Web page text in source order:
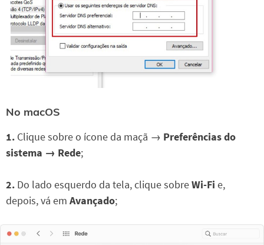
No macOS
1. Clique sobre o ícone da maçã → Preferências do
sistema → Rede;
2. Do lado esquerdo da tela, clique sobreWi-Fi e,
depois, vá em Avançado;